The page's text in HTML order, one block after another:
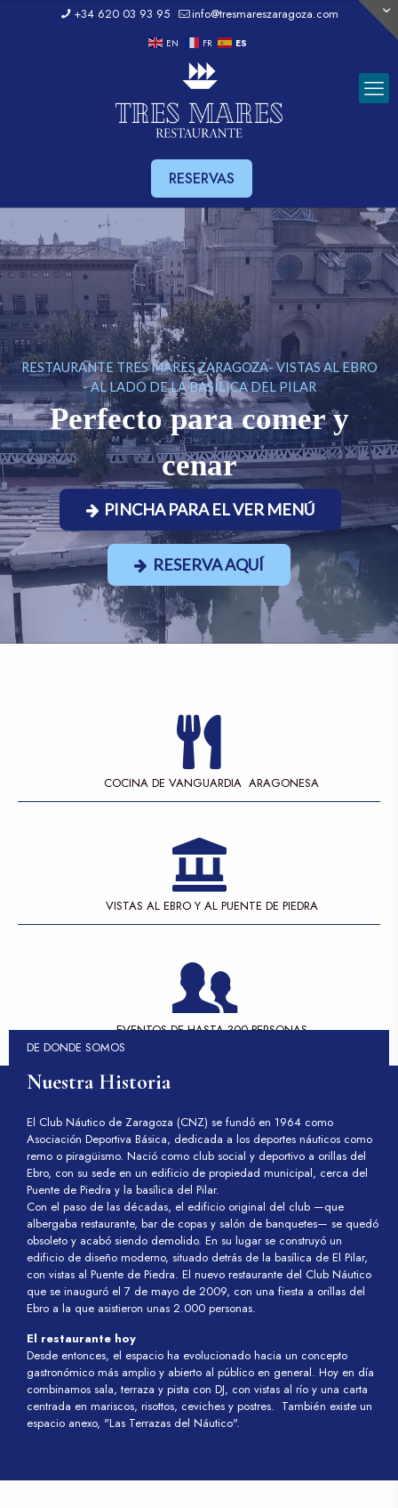
+34 620 03 93 95 info@tresmareszaragoza.com
EN FR ES
RESERVAS
RESTAURANTE TRES MARES ZARAGOZA- VISTAS AL EBRO
- AL LADO DE LA BASÍLICA DEL PILAR
Perfecto para comer y
cenar
PINCHA PARA EL VER MENÚ
RESERVA AQUÍ
COCINA DE VANGUARDIA ARAGONESA
VISTAS AL EBRO Y AL PUENTE DE PIEDRA
EVENTOS DE HASTA 300 PERSONAS
DE DONDE SOMOS
Nuestra Historia
El Club Náutico de Zaragoza (CNZ) se fundó en 1964 como
Asociación Deportiva Básica, dedicada a los deportes náuticos como
remo o piragüismo. Nació como club social y deportivo a orillas del
Ebro, con su sede en un edificio de propiedad municipal, cerca del
Puente de Piedra y la basílica del Pilar.
Con el paso de las décadas, el edificio original del club —que
albergaba restaurante, bar de copas y salón de banquetes— se quedó
obsoleto y acabó siendo demolido. En su lugar se construyó un
edificio de diseño moderno, situado detrás de la basílica de El Pilar,
con vistas al Puente de Piedra. El nuevo restaurante del Club Náutico
que se inauguró el 7 de mayo de 2009, con una fiesta a orillas del
Ebro a la que asistieron unas 2.000 personas.
El restaurante hoy
Desde entonces, el espacio ha evolucionado hacia un concepto
gastronómico más amplio y abierto al público en general. Hoy en día
combinamos sala, terraza y pista con DJ, con vistas al río y una carta
centrada en mariscos, risottos, ceviches y postres. También existe un
espacio anexo, "Las Terrazas del Náutico".